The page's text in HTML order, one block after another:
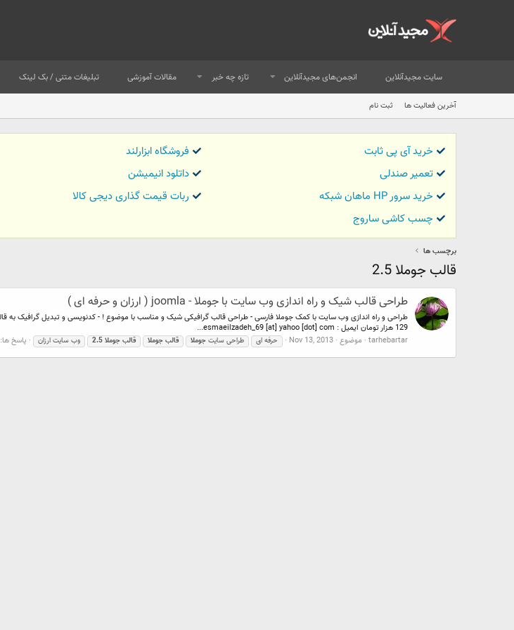
سایت مجیدآنلاین انجمن‌های مجیدآنلاین تازه چه خبر مقالات آموزشی تبلیغات متنی / بک لینک
آخرین فعالیت ها ثبت نام
خرید آی پی ثابت فروشگاه ابزارلند
تعمیر صندلی
داتلود انیمیشن
خرید سرور HP ماهان شبکه
ربات قیمت گذاری دیجی کالا
چسب کاشی ساروج
برچسب ها
قالب جوملا 2.5
طراحی قالب شیک و راه اندازی وب سایت با جوملا - joomla ( ارزان و حرفه ای )
129 هزار تومان ایمیل : esmaeilzadeh_69 [at] yahoo [dot] com...
tarhebartar موضوع Nov 13, 2013 حرفه ای طراحی سایت جوملا قالب جوملا قالب جوملا 2.5 وب سایت ارزان پاسخ ها: 0